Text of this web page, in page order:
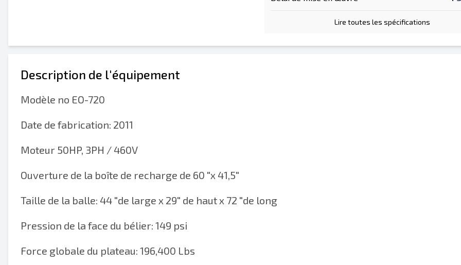
Lire toutes les spécifications
Description de l'équipement
Modèle no EO-720
Date de fabrication: 2011
Moteur 50HP, 3PH / 460V
Ouverture de la boîte de recharge de 60 "x 41,5"
Taille de la balle: 44 "de large x 29" de haut x 72 "de long
Pression de la face du bélier: 149 psi
Force globale du plateau: 196,400 Lbs